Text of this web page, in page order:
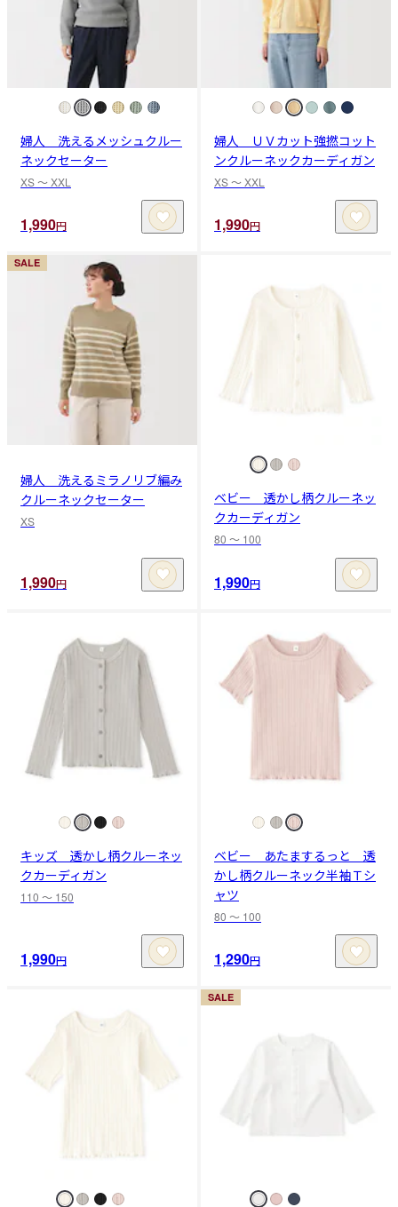
婦人 洗えるメッシュクルー
ネックセーター
XS 〜 XXL
1,990円
婦人 ＵＶカット強撚コット
ンクルーネックカーディガン
XS 〜 XXL
1,990円
SALE
婦人 洗えるミラノリブ編み
クルーネックセーター
XS
1,990円
ベビー 透かし柄クルーネッ
クカーディガン
80 〜 100
1,990円
キッズ 透かし柄クルーネッ
クカーディガン
110 〜 150
1,990円
ベビー あたまするっと 透
かし柄クルーネック半袖Ｔシ
ャツ
80 〜 100
1,290円
SALE